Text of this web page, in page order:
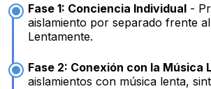
Fase 1: Conciencia Individual -
aislamiento por separado frente
Lentamente.
Fase 2: Conexión con la Música
aislamientos con música lenta,